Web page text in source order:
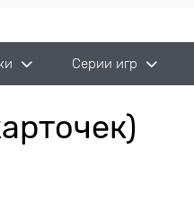
Серии игр